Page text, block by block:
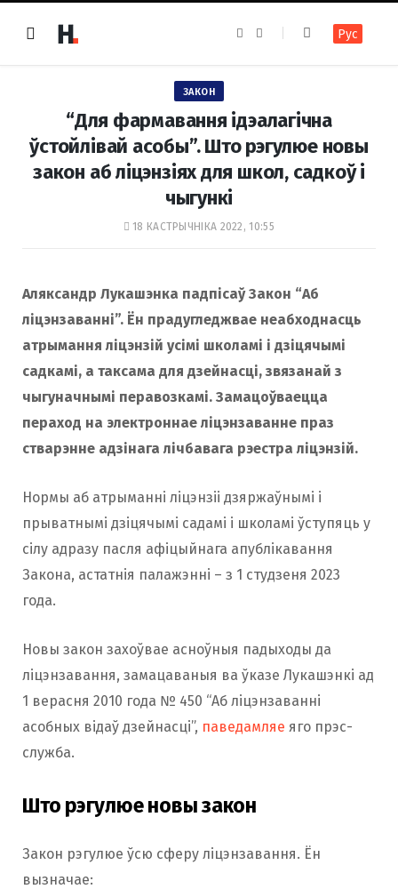
e
k
t
a
m
Рус
ЗАКОН
“Для фармавання ідэалагічна
ўстойлівай асобы”. Што рэгулюе новы
закон аб ліцэнзіях для школ, садкоў і
чыгункі
18 КАСТРЫЧНІКА 2022, 10:55
Аляксандр Лукашэнка падпісаў Закон “Аб
ліцэнзаванні”. Ён прадугледжвае неабходнасць
атрымання ліцэнзій усімі школамі і дзіцячымі
садкамі, а таксама для дзейнасці, звязанай з
чыгуначнымі перавозкамі. Замацоўваецца
пераход на электроннае ліцэнзаванне праз
стварэнне адзінага лічбавага рэестра ліцэнзій.
Нормы аб атрыманні ліцэнзіі дзяржаўнымі і
прыватнымі дзіцячымі садамі і школамі ўступяць у
сілу адразу пасля афіцыйнага апублікавання
Закона, астатнія палажэнні – з 1 студзеня 2023
года.
Новы закон захоўвае асноўныя падыходы да
ліцэнзавання, замацаваныя ва ўказе Лукашэнкі ад
1 верасня 2010 года № 450 “Аб ліцэнзаванні
асобных відаў дзейнасці”, паведамляе яго прэс-
служба.
Што рэгулюе новы закон
Закон рэгулюе ўсю сферу ліцэнзавання. Ён
вызначае: